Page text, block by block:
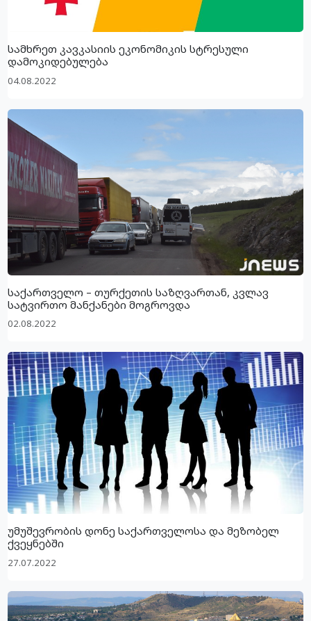
სამხრეთ კავკასიის ეკონომიკის სტრესული
დამოკიდებულება
04.08.2022
საქართველო – თურქეთის საზღვართან, კვლავ
სატვირთო მანქანები მოგროვდა
02.08.2022
უმუშევრობის დონე საქართველოსა და მეზობელ
ქვეყნებში
27.07.2022